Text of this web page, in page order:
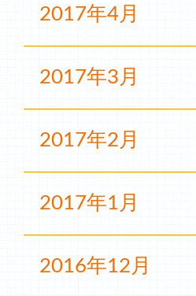
2017年4月
2017年3月
2017年2月
2017年1月
2016年12月